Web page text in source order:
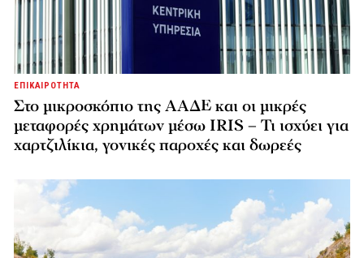
ΕΠΙΚΑΙΡΟΤΗΤΑ
Στο μικροσκόπιο της ΑΑΔΕ και οι μικρές
μεταφορές χρημάτων μέσω IRIS – Τι ισχύει για
χαρτζιλίκια, γονικές παροχές και δωρεές